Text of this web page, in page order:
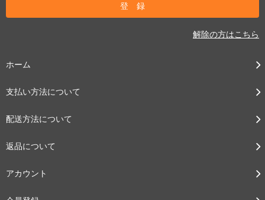
解除の方はこちら
ホーム
支払い方法について
配送方法について
返品について
アカウント